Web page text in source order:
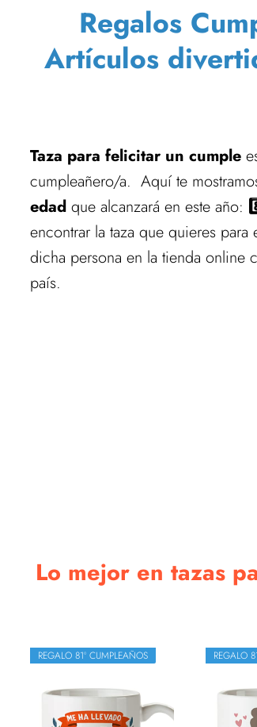
Regalos
Artículos
Taza para felicitar un cumple
cumpleañero/a. Aquí te
edad que alcanzará en este año:
encontrar la taza que quieres
dicha persona en la tienda online
país.
Lo mejor en tazas
REGALO 81º CUMPLEAÑOS REGALO